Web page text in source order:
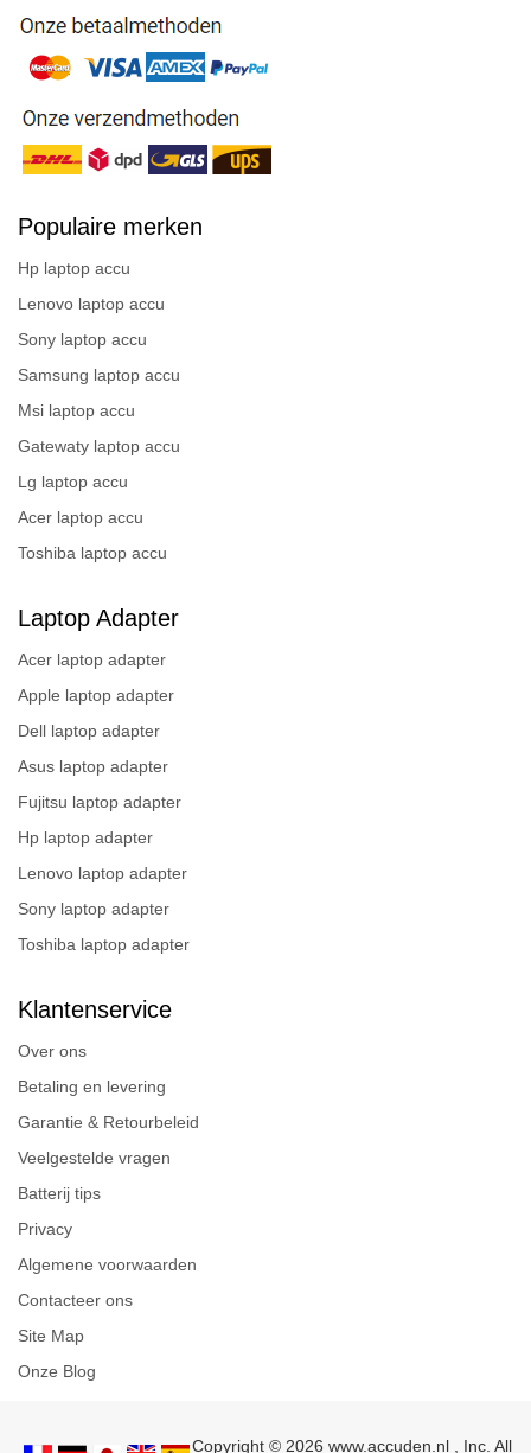
Populaire merken
Hp laptop accu
Lenovo laptop accu
Sony laptop accu
Samsung laptop accu
Msi laptop accu
Gatewaty laptop accu
Lg laptop accu
Acer laptop accu
Toshiba laptop accu
Laptop Adapter
Acer laptop adapter
Apple laptop adapter
Dell laptop adapter
Asus laptop adapter
Fujitsu laptop adapter
Hp laptop adapter
Lenovo laptop adapter
Sony laptop adapter
Toshiba laptop adapter
Klantenservice
Over ons
Betaling en levering
Garantie & Retourbeleid
Veelgestelde vragen
Batterij tips
Privacy
Algemene voorwaarden
Contacteer ons
Site Map
Onze Blog
Copyright © 2026 www.accuden.nl , Inc. All